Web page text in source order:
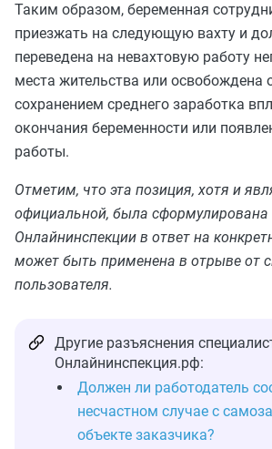
Таким образом, беременная
приезжать на следующую вахту и
переведена на невахтовую работу
места жительства или освобождена
сохранением среднего заработка
окончания беременности или
работы.
Отметим, что эта позиция, хотя и
официальной, была сформулирована
Онлайнинспекции в ответ на
может быть применена в отрыве от
пользователя.
Другие разъяснения
Онлайнинспекция.рф:
Должен ли работодатель
несчастном случае с
объекте заказчика?